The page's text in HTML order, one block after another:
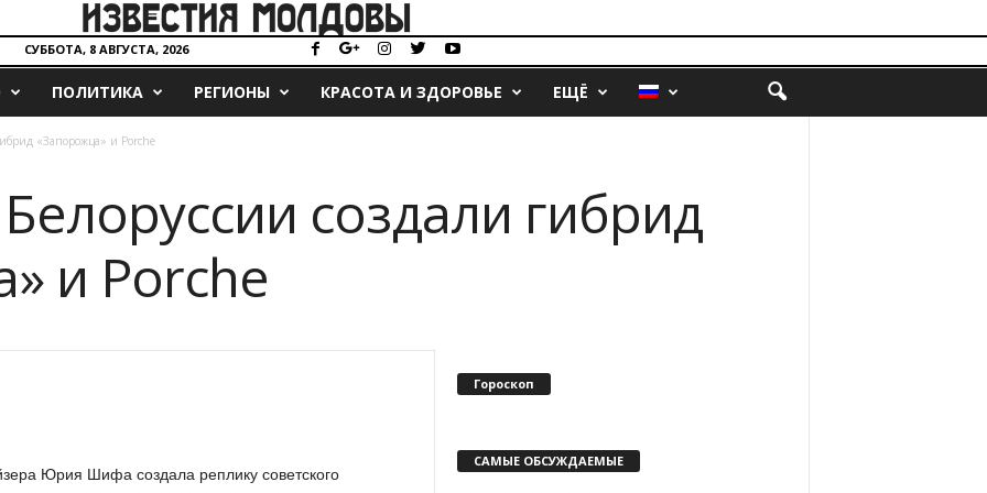
СУББОТА, 8 АВГУСТА, 2026
ПОЛИТИКА РЕГИОНЫ КРАСОТА И ЗДОРОВЬЕ ЕЩЁ
«Запорожца» и Porche
создали гибрид
и Porche
Юрия Шифа создала реплику советского
Гороскоп
САМЫЕ ОБСУЖДАЕМЫЕ